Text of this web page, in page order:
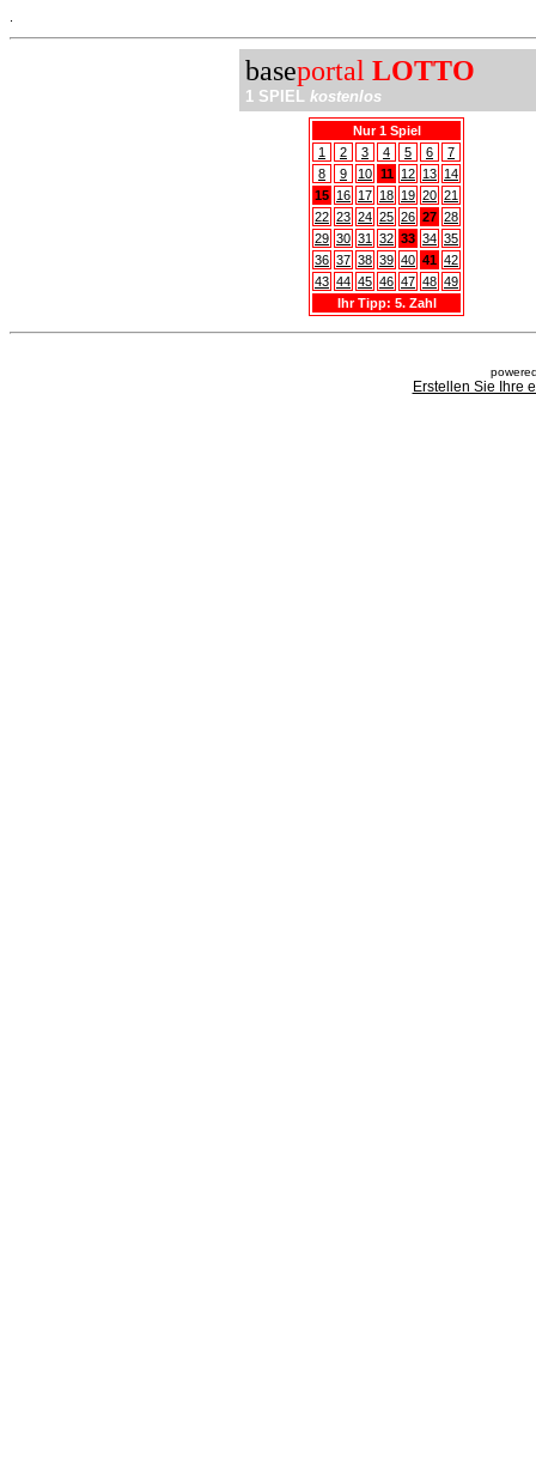
baseportal LOTTO
1 SPIEL kostenlos
Nur 1 Spiel
1
2 3 4 5 6
7
8
9 10 11 12 13 14
15 16 17 18 19 20 21
22 23 24 25 26 27 28
29 30 31 32 33 34 35
36 37 38 39 40 41 42
43 44 45 46 47 48 49
Ihr Tipp: 5. Zahl
Erstellen Sie Ihre